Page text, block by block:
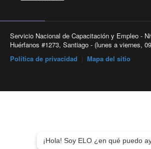
Servicio Nacional de Capacitación y Empleo -
Huérfanos #1273, Santiago - (lunes a viernes,
Política de privacidad
Mapa del sitio
¡Hola! Soy ELO ¿en qué puedo